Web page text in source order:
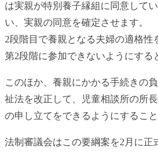
は実親が特別養子縁組に同意して
い、実親の同意を確定させます。
2段階目で養親となる夫婦の適格性
第2段階に参加できないようにする
このほか、養親にかかる手続きの
祉法を改正して、児童相談所の所
の申し立てをできるようにするこ
法制審議会はこの要綱案を2月に正